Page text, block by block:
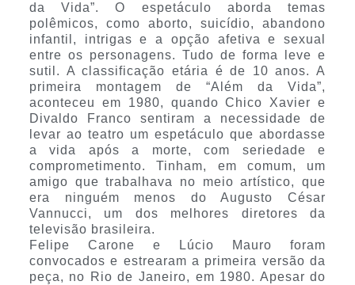
da Vida”. O espetáculo aborda temas
polêmicos, como aborto, suicídio, abandono
infantil, intrigas e a opção afetiva e sexual
entre os personagens. Tudo de forma leve e
sutil. A classificação etária é de 10 anos. A
primeira montagem de “Além da Vida”,
aconteceu em 1980, quando Chico Xavier e
Divaldo Franco sentiram a necessidade de
levar ao teatro um espetáculo que abordasse
a vida após a morte, com seriedade e
comprometimento. Tinham, em comum, um
amigo que trabalhava no meio artístico, que
era ninguém menos do Augusto César
Vannucci, um dos melhores diretores da
televisão brasileira.
Felipe Carone e Lúcio Mauro foram
convocados e estrearam a primeira versão da
peça, no Rio de Janeiro, em 1980. Apesar do